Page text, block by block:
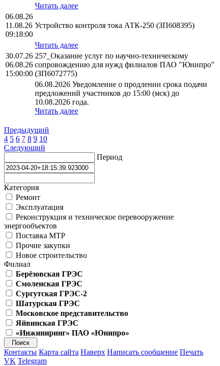
Читать далее
06.08.26
11.08.26
09:18:00
Устройство контроля тока АТК-250 (ЗП608395)
Читать далее
30.07.26
06.08.26
15:00:00
257_Оказание услуг по научно-техническому
сопровождению для нужд филиалов ПАО "Юнипро"
(ЗП6072775)
06.08.2026 Уведомление о продлении срока подачи
предложений участников до 15:00 (мск) до
10.08.2026 года.
Читать далее
Предыдущий
4 5 6 7 8 9 10
Следующий
Период
Категория
Ремонт
Эксплуатация
Реконструкция и техническое перевооружение
энергообъектов
Поставка МТР
Прочие закупки
Новое строительство
Филиал
Берёзовская ГРЭС
Смоленская ГРЭС
Сургутская ГРЭС-2
Шатурская ГРЭС
Московское представительство
Яйвинская ГРЭС
«Инжиниринг» ПАО «Юнипро»
Контакты Карта сайта Наверх Написать сообщение Печать
VK Telegram